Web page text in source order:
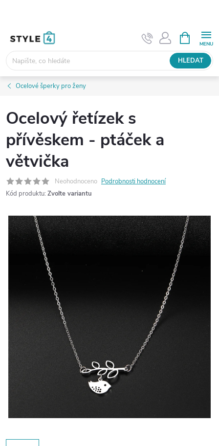
HLEDAT
NÁKUPNÍ
KOŠÍK
Ocelové šperky pro ženy
Ocelový řetízek s
přívěskem - ptáček a
větvička
Neohodnoceno Podrobnosti hodnocení
Kód produktu: Zvolte variantu